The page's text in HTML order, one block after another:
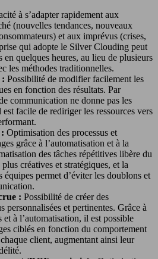
à s’adapter rapidement aux
(nouvelles tendances, nouveaux
et aux imprévus (crises,
qui adopte le Silver Clouding peut
en quelques heures, au lieu de plusieurs
les méthodes traditionnelles.
: Possibilité de modifier facilement les
en fonction des résultats. Par
communication ne donne pas les
est facile de rediriger les ressources vers
Optimisation des processus et
grâce à l’automatisation et à la
des tâches répétitives libère du
créatives et stratégiques, et la
équipes permet d’éviter les doublons et
: Possibilité de créer des
personnalisées et pertinentes. Grâce à
et à l’automatisation, il est possible
ciblés en fonction du comportement
client, augmentant ainsi leur